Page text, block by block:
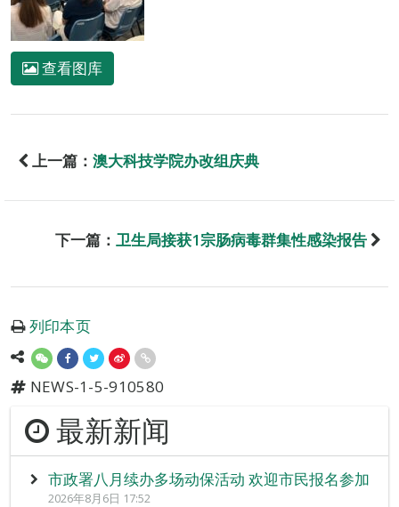
查看图库
上一篇： 澳大科技学院办改组庆典
下一篇： 卫生局接获1宗肠病毒群集性感染报告
列印本页
NEWS-1-5-910580
最新新闻
市政署八月续办多场动保活动 欢迎市民报名参加
2026年8月6日 17:52